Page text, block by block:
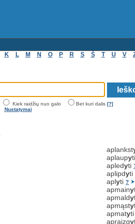
K L M N O P R S Š T U V
Kiek raidžių nuo galo Bet kuri dalis [?]
Nustatymai
aplankst
aplaupy
apledyti
aplipdyti
aplyti?
apmainy
apmaldy
apmąsty
apmaty
apraizgy